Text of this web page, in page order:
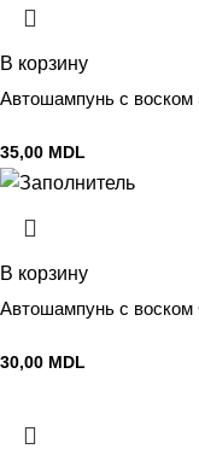
В корзину
Автошампунь с воском
35,00 MDL
В корзину
Автошампунь с воском
30,00 MDL